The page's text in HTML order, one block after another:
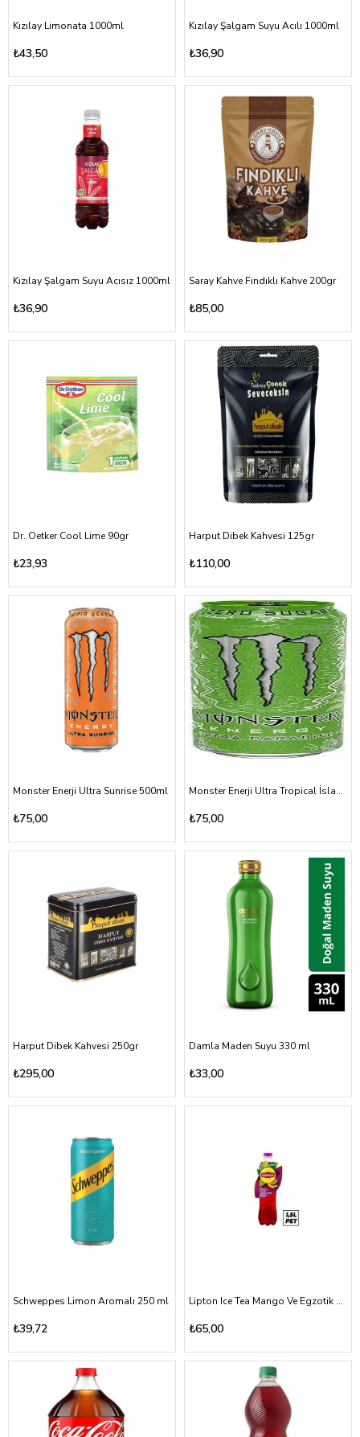
Kızılay Limonata 1000ml
₺43,50
Kızılay Şalgam Suyu Acılı 1000ml
₺36,90
Kızılay Şalgam Suyu Acısız 1000ml
₺36,90
Saray Kahve Fındıklı Kahve 200gr
₺85,00
Dr. Oetker Cool Lime 90gr
₺23,93
Harput Dibek Kahvesi 125gr
₺110,00
Monster Enerji Ultra Sunrise 500ml
₺75,00
Monster Enerji Ultra Tropical İsland Punch 500ml
₺75,00
Harput Dibek Kahvesi 250gr
₺295,00
Damla Maden Suyu 330 ml
₺33,00
Schweppes Limon Aromalı 250 ml
₺39,72
Lipton Ice Tea Mango Ve Egzotik Karışık Meyve 1500ml
₺65,00